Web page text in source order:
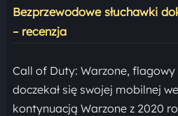
Bezprzewodowe słuchawki
– recenzja
Call of Duty: Warzone,
doczekał się swojej mobilnej
kontynuacją Warzone z 2020